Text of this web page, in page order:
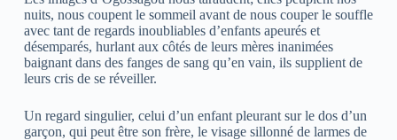
nuits, nous coupent le sommeil avant de nous couper le souffle
avec tant de regards inoubliables d’enfants apeurés et
désemparés, hurlant aux côtés de leurs mères inanimées
baignant dans des fanges de sang qu’en vain, ils supplient de
leurs cris de se réveiller.
Un regard singulier, celui d’un enfant pleurant sur le dos d’un
garçon, qui peut être son frère, le visage sillonné de larmes de